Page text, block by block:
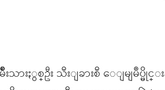
သားႏွစ္ဦး သီးျခားစီ ေျမျမဳပ္မို